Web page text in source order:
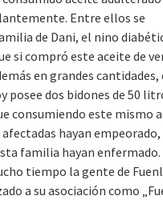
Entre ellos se
de Dani, el nino
si compró este aceite de
en grandes cantidades,
posee dos bidones de 50
consumiendo este mismo
afectadas hayan
familia hayan enfermado.
tiempo la gente de
a su asociación como